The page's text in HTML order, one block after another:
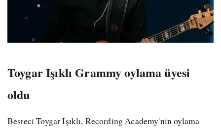
Toygar Işıklı Grammy oylama üyesi
oldu
Besteci Toygar Işıklı, Recording Academy'nin oylama